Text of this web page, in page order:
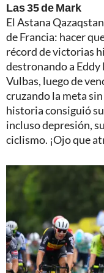
Las 35 de Mark
El Astana
de Francia: hacer
récord de victorias
destronando a Eddy
Vulbas, luego de
cruzando la meta
historia consiguió
incluso depresión,
ciclismo. ¡Ojo que